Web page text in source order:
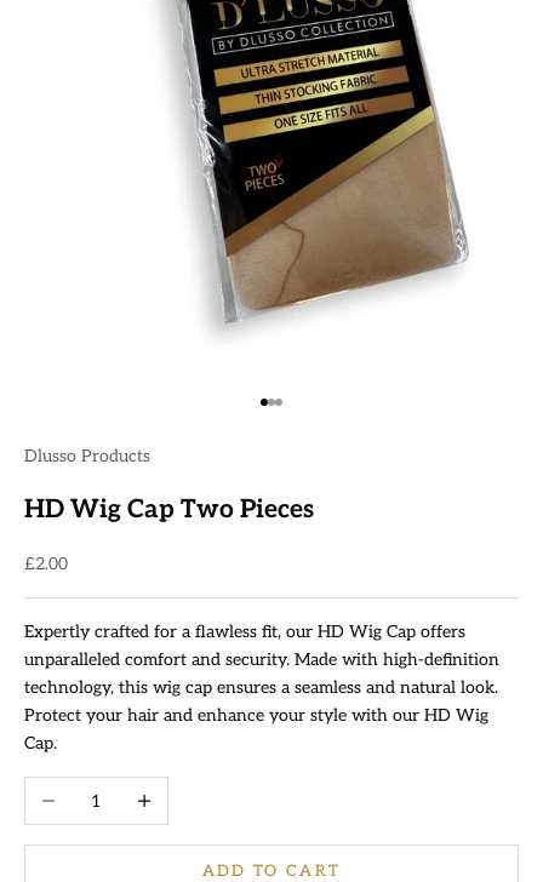
Go to item 1
Go to item 2
Go to item 3
Dlusso Products
HD Wig Cap Two Pieces
Sale price
£2.00
Expertly crafted for a flawless fit, our HD Wig Cap offers
unparalleled comfort and security. Made with high-definition
technology, this wig cap ensures a seamless and natural look.
Protect your hair and enhance your style with our HD Wig
Cap.
Decrease quantityIncrease quantity
ADD TO CART